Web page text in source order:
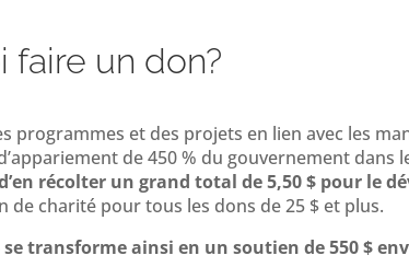
faire un don?
programmes et des projets en lien avec les
de 450 % du gouvernement dans
récolter un grand total de 5,50 $ pour le
de charité pour tous les dons de 25 $ et plus.
se transforme ainsi en un soutien de 550 $